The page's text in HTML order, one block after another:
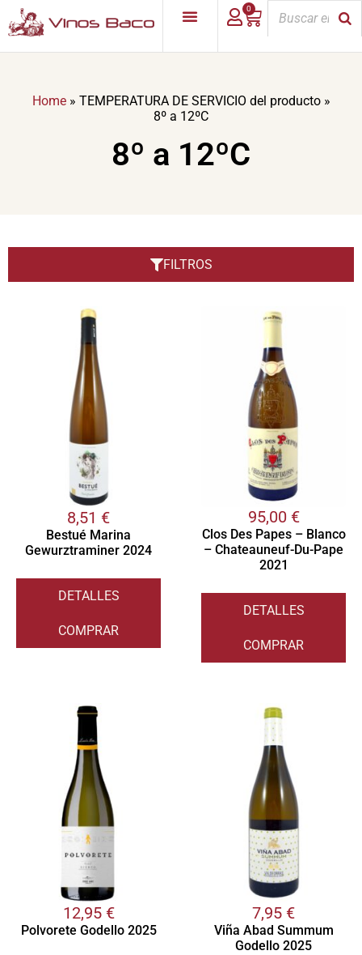
0
Home» TEMPERATURA DE SERVICIO del producto»
8º a 12ºC
8º a 12ºC
8,51 €
Bestué Marina
Gewurztraminer 2024
DETALLES
COMPRAR
95,00 €
Clos Des Papes – Blanco
– Chateauneuf-Du-Pape
2021
DETALLES
COMPRAR
12,95 €
Polvorete Godello 2025
7,95 €
Viña Abad Summum
Godello 2025
FILTROS